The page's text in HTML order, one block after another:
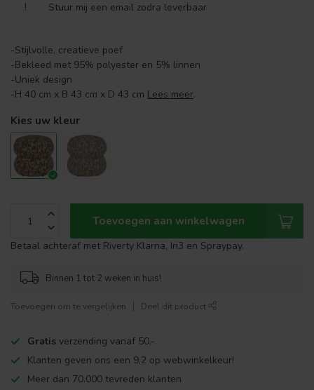
! Stuur mij een email zodra leverbaar
-Stijlvolle, creatieve poef
-Bekleed met 95% polyester en 5% linnen
-Uniek design
-H 40 cm x B 43 cm x D 43 cm Lees meer.
Kies uw kleur
Toevoegen aan winkelwagen
Betaal achteraf met Riverty Klarna, In3 en Spraypay.
Binnen 1 tot 2 weken in huis!
Toevoegen om te vergelijken Deel dit product
Gratis verzending vanaf 50,-
Klanten geven ons een 9,2 op webwinkelkeur!
Meer dan 70.000 tevreden klanten